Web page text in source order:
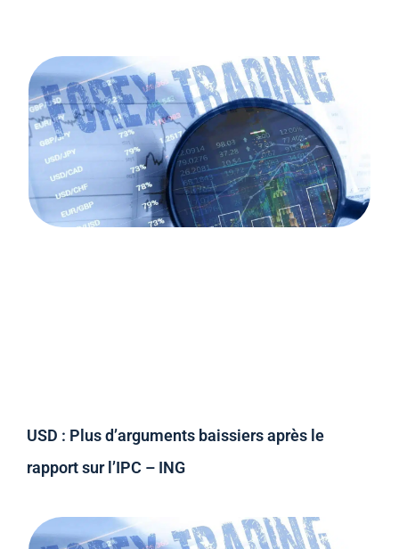
USD : Plus d’arguments baissiers après le
rapport sur l’IPC – ING